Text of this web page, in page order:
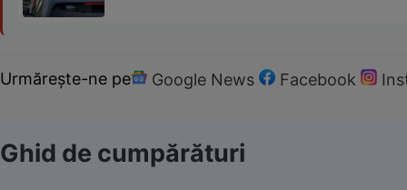
Urmărește-ne pe Google News Facebook
Ghid de cumpărături